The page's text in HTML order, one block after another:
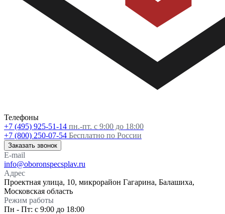
Телефоны
+7 (495) 925-51-14 пн.-пт. с 9:00 до 18:00
+7 (800) 250-07-54 Бесплатно по России
Заказать звонок
E-mail
info@oboronspecsplav.ru
Адрес
Проектная улица, 10, микрорайон Гагарина, Балашиха,
Московская область
Режим работы
Пн - Пт: с 9:00 до 18:00